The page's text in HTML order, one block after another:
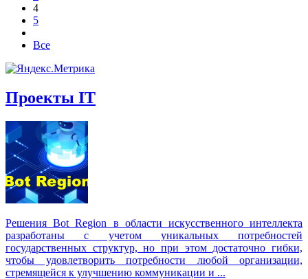
4
5
Все
Проекты IT
Решения Вot Region в области искусственного интеллекта
разработаны с учетом уникальных потребностей
государственных структур, но при этом достаточно гибки,
чтобы удовлетворить потребности любой организации,
стремящейся к улучшению коммуникации и ...